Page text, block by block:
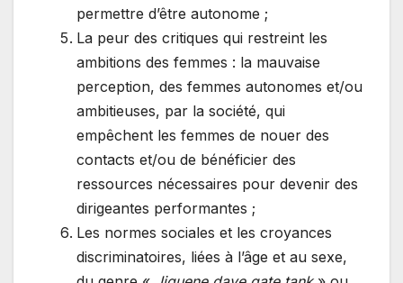
permettre d’être autonome ;
La peur des critiques qui restreint les
ambitions des femmes : la mauvaise
perception, des femmes autonomes et/ou
ambitieuses, par la société, qui
empêchent les femmes de nouer des
contacts et/ou de bénéficier des
ressources nécessaires pour devenir des
dirigeantes performantes ;
Les normes sociales et les croyances
discriminatoires, liées à l’âge et au sexe,